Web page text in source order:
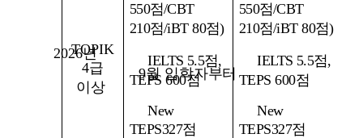
2026년
9월 입학자부터
TOPIK
4급
이상
550점/CBT
210점/iBT 80점)
IELTS 5.5점,
TEPS 600점
New
TEPS327점
550점/CBT
210점/iBT 80점)
IELTS 5.5점,
TEPS 600점
New
TEPS327점